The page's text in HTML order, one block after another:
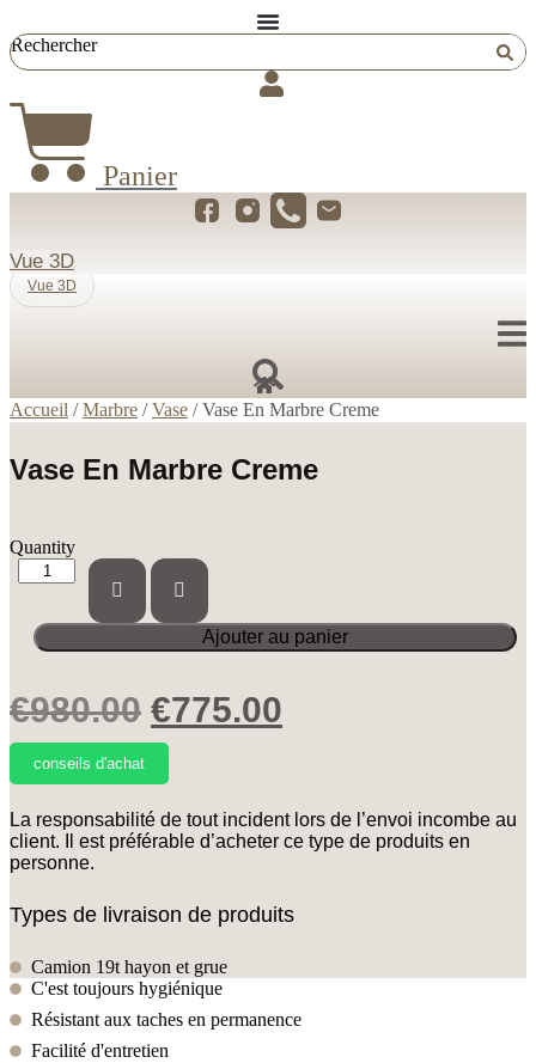
au
contenu
Rechercher
Panier
Vue 3D
Vue 3D
Accueil /Marbre /Vase / Vase En Marbre Creme
Vase En Marbre Creme
Quantity
quantité
de
En
Marbre
€980.00 Le
prix
initial
était :
€775.00
est :
conseils d'achat
La responsabilité de tout incident lors de l’envoi incombe au
client. Il est préférable d’acheter ce type de produits en
personne.
Types de livraison de produits
Camion 19t hayon et grue
C'est toujours hygiénique​
Résistant aux taches en permanence​
Facilité d'entretien​